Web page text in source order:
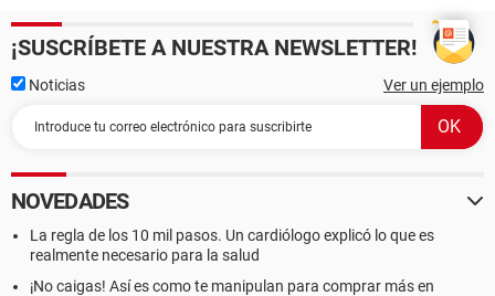
¡SUSCRÍBETE A NUESTRA NEWSLETTER!
Noticias Ver un ejemplo
NOVEDADES
La regla de los 10 mil pasos. Un cardiólogo explicó lo que es
realmente necesario para la salud
¡No caigas! Así es como te manipulan para comprar más en